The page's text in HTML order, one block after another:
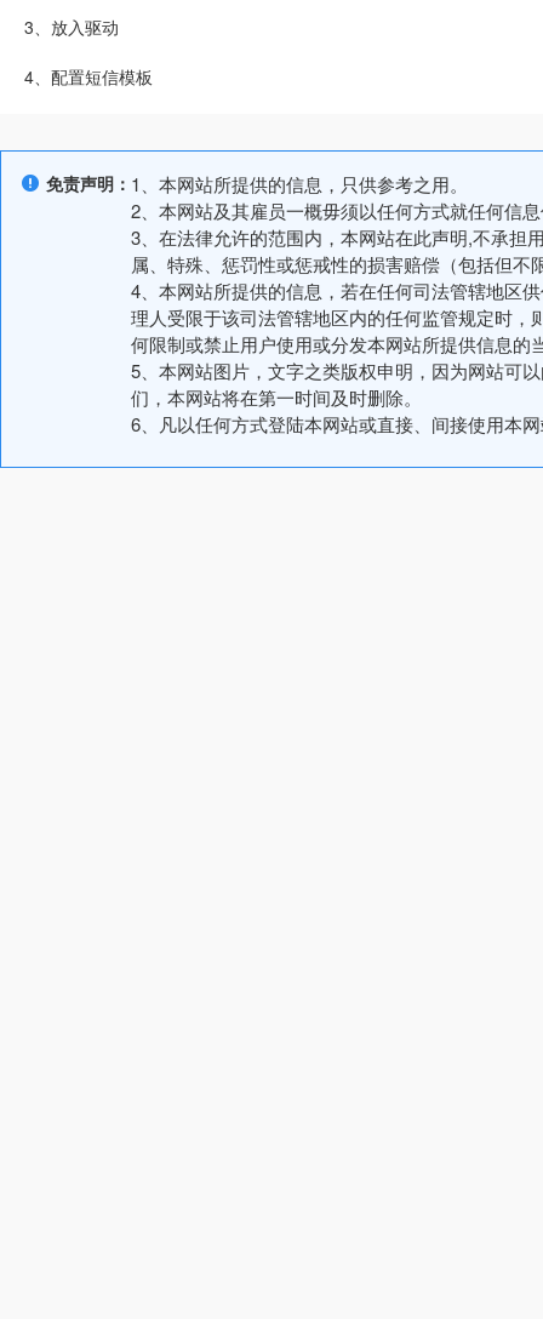
3、放入驱动
4、配置短信模板
免责声明： 1、本网站所提供的信息，只供参考之用。
2、本网站及其雇员一概毋须以任何方式就任何信
3、在法律允许的范围内，本网站在此声明,不承担
属、特殊、惩罚性或惩戒性的损害赔偿（包括但
4、本网站所提供的信息，若在任何司法管辖地区
理人受限于该司法管辖地区内的任何监管规定时
何限制或禁止用户使用或分发本网站所提供信息的
5、本网站图片，文字之类版权申明，因为网站可
们，本网站将在第一时间及时删除。
6、凡以任何方式登陆本网站或直接、间接使用本